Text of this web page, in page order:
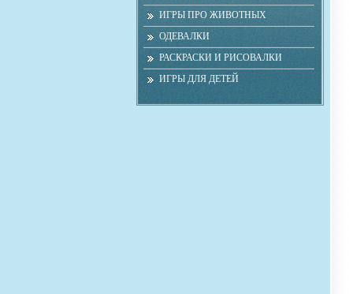
ИГРЫ ПРО ЖИВОТНЫХ
ОДЕВАЛКИ
РАСКРАСКИ И РИСОВАЛКИ
ИГРЫ ДЛЯ ДЕТЕЙ